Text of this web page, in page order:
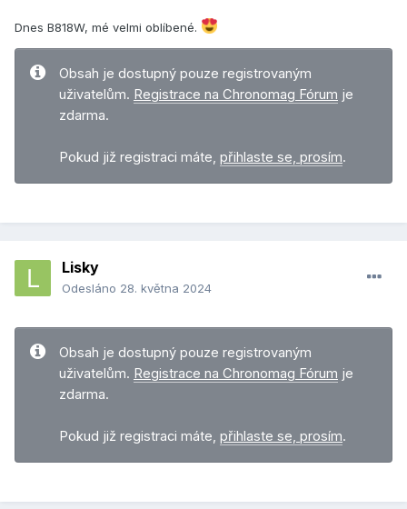
Dnes B818W, mé velmi oblíbené.
Obsah je dostupný pouze registrovaným
uživatelům. Registrace na Chronomag Fórum je
zdarma.
Pokud již registraci máte, přihlaste se, prosím.
Lisky
Odesláno 28. května 2024
Obsah je dostupný pouze registrovaným
uživatelům. Registrace na Chronomag Fórum je
zdarma.
Pokud již registraci máte, přihlaste se, prosím.